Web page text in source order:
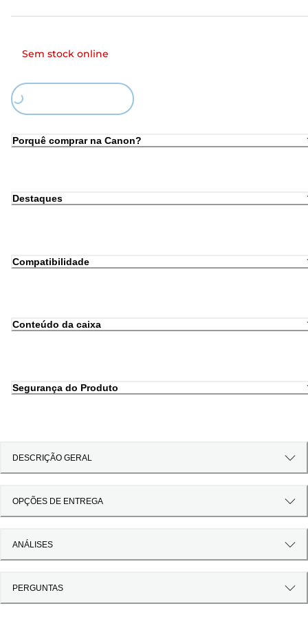
Sem stock online
Loading...
Porquê comprar na Canon?
Destaques
Compatibilidade
Conteúdo da caixa
Segurança do Produto
DESCRIÇÃO GERAL
OPÇÕES DE ENTREGA
ANÁLISES
PERGUNTAS